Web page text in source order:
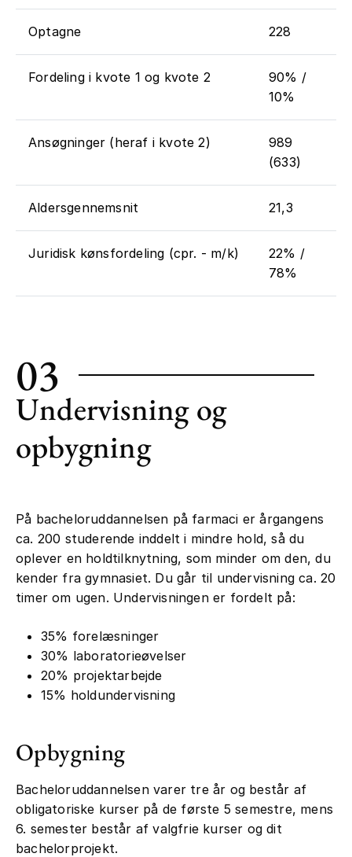
Optagne 228
Fordeling i kvote 1 og kvote 2
90% /
10%
Ansøgninger (heraf i kvote 2)
989
(633)
Aldersgennemsnit 21,3
Juridisk kønsfordeling (cpr. - m/k)
22% /
78%
03
Undervisning og
opbygning
På bacheloruddannelsen på farmaci er årgangens
ca. 200 studerende inddelt i mindre hold, så du
oplever en holdtilknytning, som minder om den, du
kender fra gymnasiet. Du går til undervisning ca. 20
timer om ugen. Undervisningen er fordelt på:
35% forelæsninger
30% laboratorieøvelser
20% projektarbejde
15% holdundervisning
Opbygning
Bacheloruddannelsen varer tre år og består af
obligatoriske kurser på de første 5 semestre, mens
6. semester består af valgfrie kurser og dit
bachelorprojekt.